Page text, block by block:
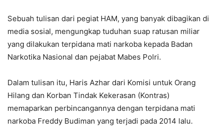
Sebuah tulisan dari pegiat HAM, yang banyak dibagikan di
media sosial, mengungkap tuduhan suap ratusan miliar
yang dilakukan terpidana mati narkoba kepada Badan
Narkotika Nasional dan pejabat Mabes Polri.
Dalam tulisan itu, Haris Azhar dari Komisi untuk Orang
Hilang dan Korban Tindak Kekerasan (Kontras)
memaparkan perbincangannya dengan terpidana mati
narkoba Freddy Budiman yang terjadi pada 2014 lalu.